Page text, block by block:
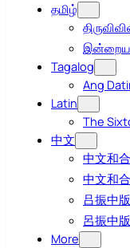
தமிழ்
இன்றைய
Tagalog
Ang
Latin
The
中文
中文和
中文和
吕振中
呂振中
More